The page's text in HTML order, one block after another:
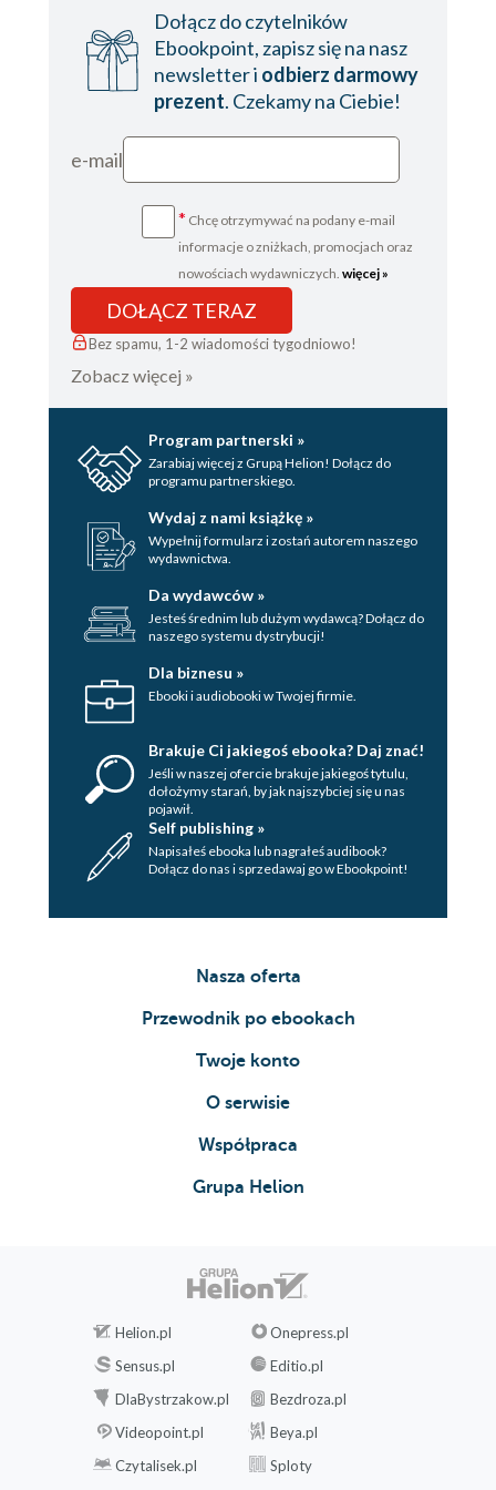
Dołącz do czytelników
Ebookpoint, zapisz się na nasz
newsletter i odbierz darmowy
prezent. Czekamy na Ciebie!
e-mail
* Chcę otrzymywać na podany e-mail
informacje o zniżkach, promocjach oraz
nowościach wydawniczych. więcej »
DOŁĄCZ TERAZ
Bez spamu, 1-2 wiadomości tygodniowo!
Zobacz więcej »
Program partnerski »
Zarabiaj więcej z Grupą Helion! Dołącz do
programu partnerskiego.
Wydaj z nami książkę »
Wypełnij formularz i zostań autorem naszego
wydawnictwa.
Da wydawców »
Jesteś średnim lub dużym wydawcą? Dołącz do
naszego systemu dystrybucji!
Dla biznesu »
Ebooki i audiobooki w Twojej firmie.
Brakuje Ci jakiegoś ebooka? Daj znać!
Jeśli w naszej ofercie brakuje jakiegoś tytulu,
dołożymy starań, by jak najszybciej się u nas
pojawił.
Self publishing »
Napisałeś ebooka lub nagrałeś audibook?
Dołącz do nas i sprzedawaj go w Ebookpoint!
Nasza oferta
Przewodnik po ebookach
Twoje konto
O serwisie
Współpraca
Grupa Helion
Helion.pl
Onepress.pl
Sensus.pl
Editio.pl
DlaBystrzakow.pl
Bezdroza.pl
Videopoint.pl
Beya.pl
Czytalisek.pl
Sploty